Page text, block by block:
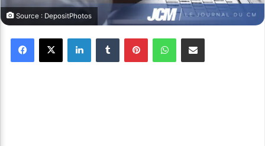
Source : DepositPhotos